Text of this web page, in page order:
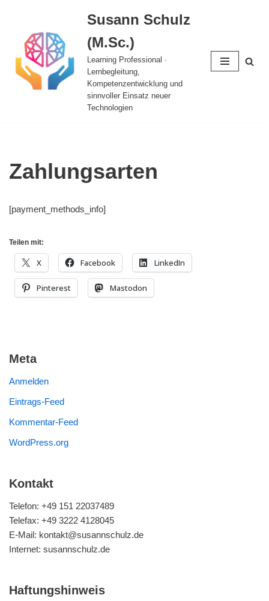
Inhalt
springen
Susann Schulz
(M.Sc.)
Learning Professional ·
Lernbegleitung,
Kompetenzentwicklung und
sinnvoller Einsatz neuer
Technologien
Zahlungsarten
[payment_methods_info]
Teilen mit:
X Facebook LinkedIn
Pinterest Mastodon
Meta
Anmelden
Eintrags-Feed
Kommentar-Feed
WordPress.org
Kontakt
Telefon: +49 151 22037489
Telefax: +49 3222 4128045
E-Mail: kontakt@susannschulz.de
Internet: susannschulz.de
Haftungshinweis